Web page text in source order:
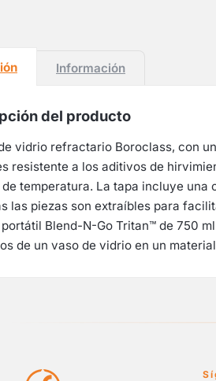
Información
del producto
vidrio refractario Boroclass, con
resistente a los aditivos de
temperatura. La tapa incluye una
las piezas son extraíbles para
Blend-N-Go Tritan™ de 750
de un vaso de vidrio en un